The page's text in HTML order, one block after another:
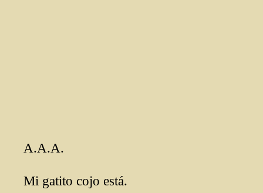
A.A.A.
Mi gatito cojo está.